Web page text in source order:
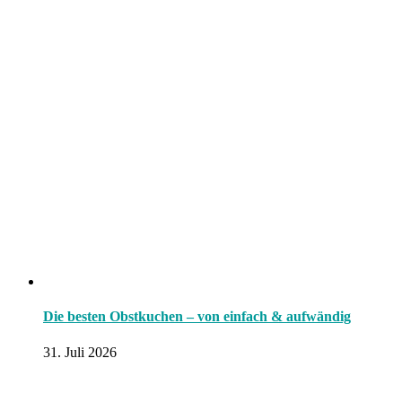
Die besten Obstkuchen – von einfach & aufwändig
31. Juli 2026